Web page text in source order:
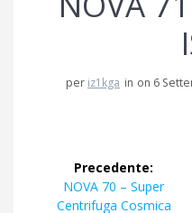
per iz1kga in on 6
Navigazione
articoli
Precedente:
Articolo
precedente:
NOVA 70 – Super
Centrifuga Cosmica